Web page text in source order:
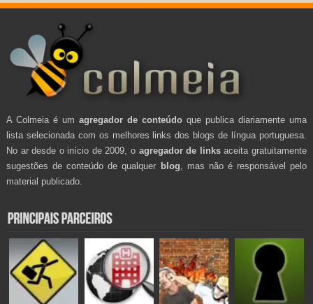
A Colmeia é um agregador de conteúdo que publica diariamente uma
lista selecionada com os melhores links dos blogs de língua portuguesa.
No ar desde o início de 2009, o agregador de linksaceita gratuitamente
sugestões de conteúdo de qualquer blog , mas não é responsável pelo
material publicado.